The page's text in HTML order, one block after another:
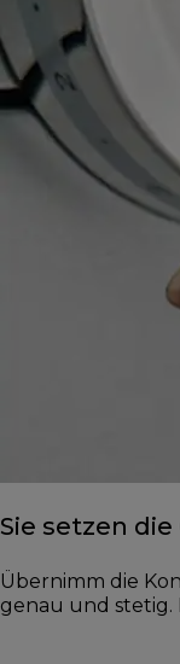
Sie setzen
Übernimm die
genau und stetig.